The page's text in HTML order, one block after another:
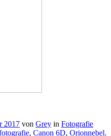
2017 von Grey in Fotografie
, Canon 6D, Orionnebel.